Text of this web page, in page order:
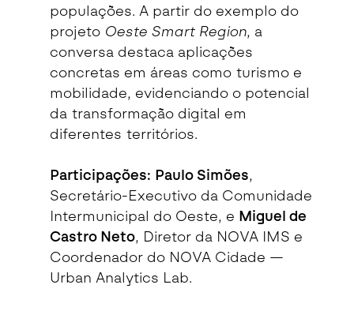
populações. A partir do exemplo do
projeto Oeste Smart Region, a
conversa destaca aplicações
concretas em áreas como turismo e
mobilidade, evidenciando o potencial
da transformação digital em
diferentes territórios.
Participações: Paulo Simões,
Secretário-Executivo da Comunidade
Intermunicipal do Oeste, e Miguel de
Castro Neto, Diretor da NOVA IMS e
Coordenador do NOVA Cidade —
Urban Analytics Lab.